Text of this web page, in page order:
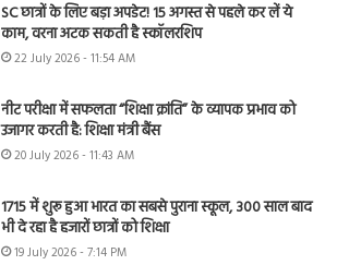
SC छात्रों के लिए बड़ा अपडेट! 15 अगस्त से पहले कर लें ये
काम, वरना अटक सकती है स्कॉलरशिप
22 July 2026 - 11:54 AM
नीट परीक्षा में सफलता “शिक्षा क्रांति” के व्यापक प्रभाव को
उजागर करती है: शिक्षा मंत्री बैंस
20 July 2026 - 11:43 AM
1715 में शुरू हुआ भारत का सबसे पुराना स्कूल, 300 साल बाद
भी दे रहा है हजारों छात्रों को शिक्षा
19 July 2026 - 7:14 PM